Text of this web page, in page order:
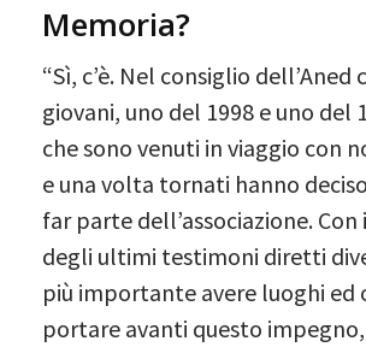
Memoria?
“Sì, c’è. Nel consiglio dell’Aned
giovani, uno del 1998 e uno del
che sono venuti in viaggio con
e una volta tornati hanno
far parte dell’associazione.
degli ultimi testimoni diretti
più importante avere luoghi ed
portare avanti questo